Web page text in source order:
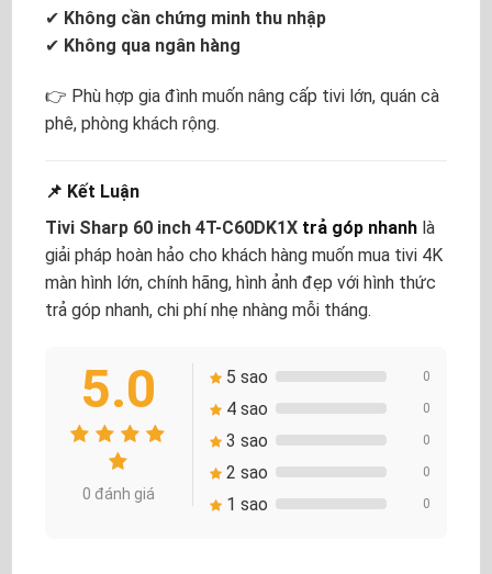
✔ Không cần chứng minh thu nhập
✔ Không qua ngân hàng
👉 Phù hợp gia đình muốn nâng cấp tivi lớn, quán cà
phê, phòng khách rộng.
📌 Kết Luận
Tivi Sharp 60 inch 4T-C60DK1X trả góp nhanh là
giải pháp hoàn hảo cho khách hàng muốn mua tivi 4K
màn hình lớn, chính hãng, hình ảnh đẹp với hình thức
trả góp nhanh, chi phí nhẹ nhàng mỗi tháng.
5.0
0 đánh giá
5 sao 0
4 sao 0
3 sao 0
2 sao 0
1 sao 0